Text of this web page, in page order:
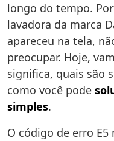
longo do tempo.
lavadora da marca
apareceu na tela,
preocupar. Hoje,
significa, quais são
como você pode
simples.
O código de erro E5